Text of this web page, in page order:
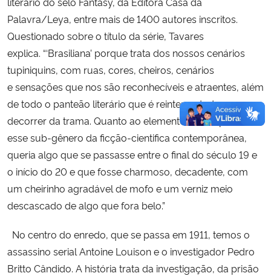
Palavra/Leya, entre mais de 1400 autores inscritos.
Questionado sobre o título da série, Tavares
explica. “‘Brasiliana’ porque trata dos nossos cenários
tupiniquins, com ruas, cores, cheiros, cenários
e sensações que nos são reconhecíveis e atraentes, além
de todo o panteão literário que é reinterpretado no
decorrer da trama. Quanto ao elemento ‘Steampunk’,
esse sub-gênero da ficção-cientifica contemporânea,
queria algo que se passasse entre o final do século 19 e
o início do 20 e que fosse charmoso, decadente, com
um cheirinho agradável de mofo e um verniz meio
descascado de algo que fora belo.”
No centro do enredo, que se passa em 1911, temos o
assassino serial Antoine Louison e o investigador Pedro
Britto Cândido. A história trata da investigação, da prisão